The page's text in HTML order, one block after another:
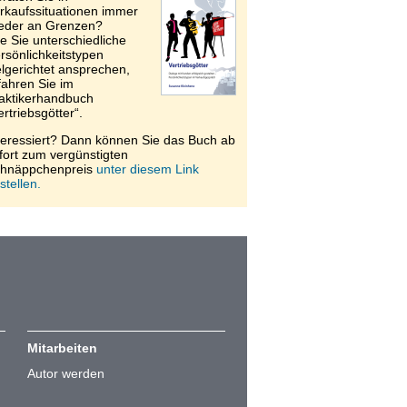
immer
an Grenzen?
Sie unterschiedliche
ansprechen,
Sie im
Dann können Sie das Buch ab
zum vergünstigten
unter diesem Link
Mitarbeiten
Autor werden